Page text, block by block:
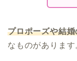
プロポーズや結
なものがあります